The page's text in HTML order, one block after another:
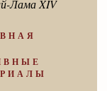
Лама XIV